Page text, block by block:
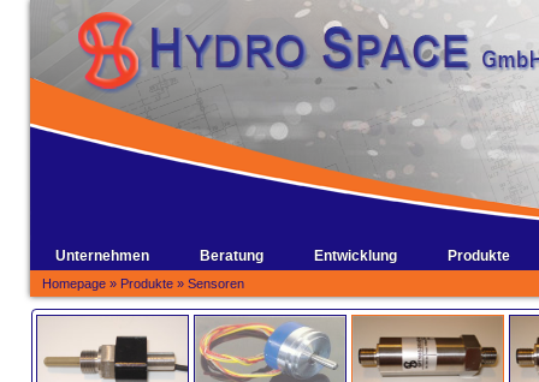
Unternehmen Beratung Entwicklung Produkte
Homepage » Produkte » Sensoren